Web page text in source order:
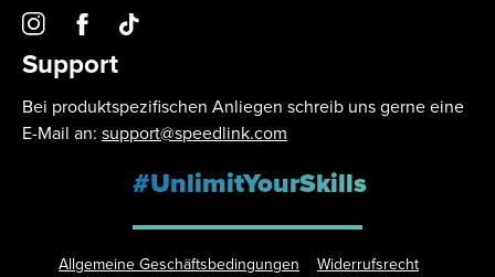
Support
Bei produktspezifischen Anliegen schreib uns gerne eine
E-Mail an: support@speedlink.com
#UnlimitYourSkills
Allgemeine Geschäftsbedingungen
Widerrufsrecht